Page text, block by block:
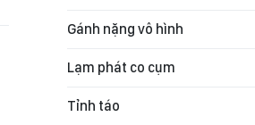
Gánh nặng vô hình
Lạm phát co cụm
Tỉnh táo